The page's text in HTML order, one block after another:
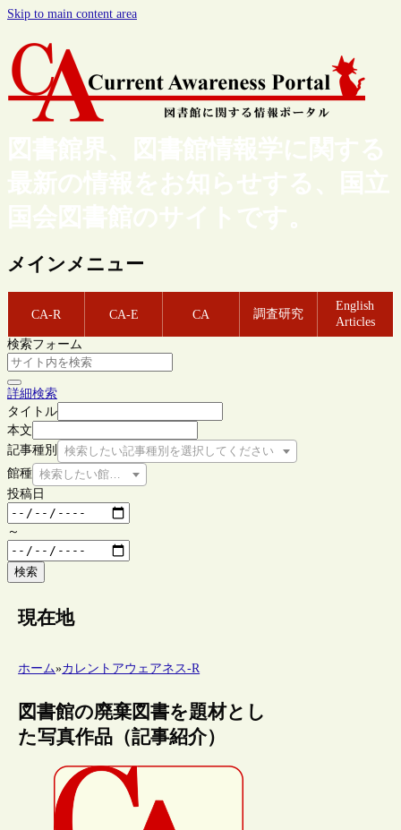
Skip to main content area
図書館界、図書館情報学に関する
最新の情報をお知らせする、国立
国会図書館のサイトです。
メインメニュー
CA-R CA-E CA 調査研究
English
Articles
検索フォーム
詳細検索
タイトル
本文
記事種別
検索したい記事種別を選択してください
館種 検索したい館種を選択してください
投稿日
～
検索
現在地
ホーム»カレントアウェアネス-R
図書館の廃棄図書を題材とし
た写真作品（記事紹介）